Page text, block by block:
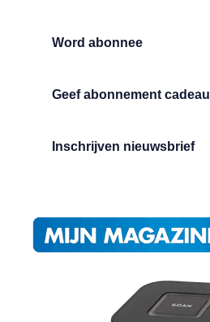
Word abonnee
Geef abonnement cadeau
Inschrijven nieuwsbrief